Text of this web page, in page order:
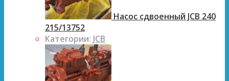
Насос сдвоенный JCB 240
215/13752
Категории: JCB